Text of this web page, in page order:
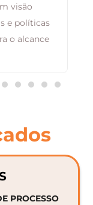
visão
e políticas
o alcance
PROCESSO